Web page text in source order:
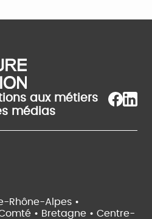
aux métiers
médias
Rhône-Alpes •
• Bretagne • Centre-